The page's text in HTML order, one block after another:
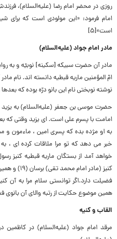
روزى در محضر امام رضا (علیه‌‌السلام)،
امام فرمود: «این مولودى است که براى
است»[۵]
مادر امام جواد (علیه‌‌السلام)
مادر آن حضرت سبیکه [سکینه‌] نوبیّه و به
امّ المؤمنین ماریه قبطیه دانسته‌ اند. نام
نوشته نوبختى نام این بانو درّه بوده که بعدها
حضرت موسى بن جعفر (علیه‌‌السلام) به
امامت با پسرم على است. اى یزید وقتى که
به او مژده بده که پسرى امین ، ماءمون و
خبر می دهد که تو مرا ملاقات کرده اى ،
خواهد آمد از بستگان ماریه قبطیه کنیز
کنیز (مادر
همین موضوع حکایت از رتبه والاى آن بانوى
القاب و کنیه
مرقد امام جواد (علیه‌‌السلام) در